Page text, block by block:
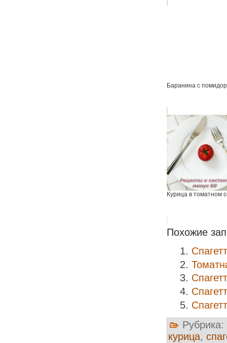
Баранина с
Курица в томатном
Похожие
Рубрика:
курица,